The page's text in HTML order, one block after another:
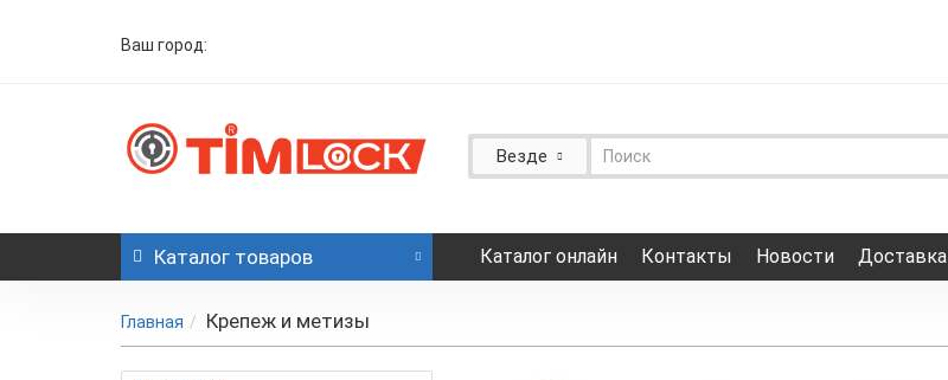
Ваш город:
Везде
Каталог товаров Каталог онлайн Контакты Новости Доставка
Главная Крепеж и метизы